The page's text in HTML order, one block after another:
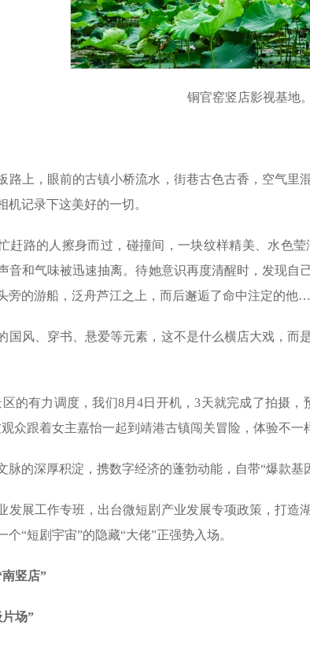
铜官窑竖店影视基地
路上，眼前的古镇小桥流水，街巷古色古香，空气
机记录下这美好的一切。
赶路的人擦身而过，碰撞间，一块纹样精美、水色
音和气味被迅速抽离。待她意识再度清醒时，发现
旁的游船，泛舟芦江之上，而后邂逅了命中注定的他
国风、穿书、悬爱等元素，这不是什么横店大戏，
的有力调度，我们8月4日开机，3天就完成了拍摄
众跟着女主嘉怡一起到靖港古镇闯关冒险，体验不一
脉的深厚积淀，携数字经济的蓬勃动能，自带“爆款
发展工作专班，出台微短剧产业发展专项政策，打
“短剧宇宙”的隐藏“大佬”正强势入场。
南竖店”
场”